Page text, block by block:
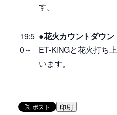
す。
19:5
0～
●花火カウントダウン
ET-KINGと花火打ち
います。
印刷